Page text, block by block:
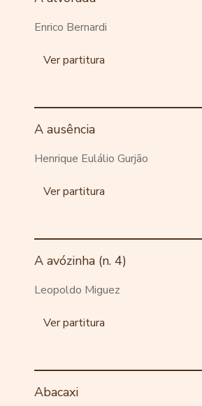
Enrico Bernardi
Ver partitura
A ausência
Henrique Eulálio Gurjão
Ver partitura
A avózinha (n. 4)
Leopoldo Miguez
Ver partitura
Abacaxi